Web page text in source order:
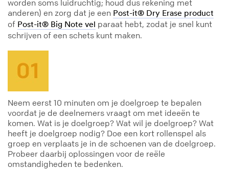
worden soms luidruchtig; houd dus rekening met
anderen) en zorg dat je een Post-it® Dry Erase product
of Post-it® Big Note vel paraat hebt, zodat je snel kunt
schrijven of een schets kunt maken.
Neem eerst 10 minuten om je doelgroep te bepalen
voordat je de deelnemers vraagt om met ideeën te
komen. Wat is je doelgroep? Wat wil je doelgroep? Wat
heeft je doelgroep nodig? Doe een kort rollenspel als
groep en verplaats je in de schoenen van de doelgroep.
Probeer daarbij oplossingen voor de reële
omstandigheden te bedenken.